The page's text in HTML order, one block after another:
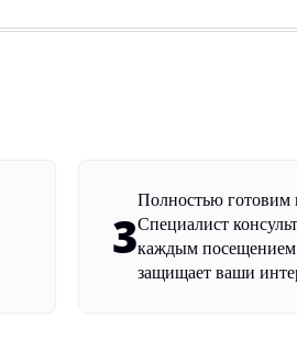
3
Полностью готовим
Специалист
каждым посещением
защищает ваши